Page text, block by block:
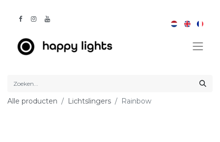
Alle producten Lichtslingers Rainbow